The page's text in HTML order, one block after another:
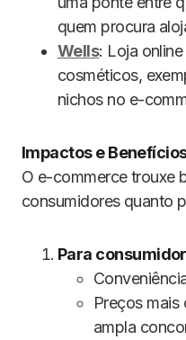
quem procura
Wells: Loja
cosméticos,
nichos no e-
Impactos e
O e-commerce trouxe
consumidores quanto
Para
Preços
ampla